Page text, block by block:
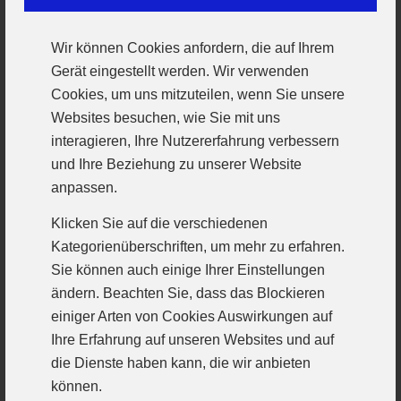
Wir können Cookies anfordern, die auf Ihrem
Gerät eingestellt werden. Wir verwenden
Cookies, um uns mitzuteilen, wenn Sie unsere
Websites besuchen, wie Sie mit uns
interagieren, Ihre Nutzererfahrung verbessern
und Ihre Beziehung zu unserer Website
anpassen.
Klicken Sie auf die verschiedenen
Kategorienüberschriften, um mehr zu erfahren.
Sie können auch einige Ihrer Einstellungen
ändern. Beachten Sie, dass das Blockieren
einiger Arten von Cookies Auswirkungen auf
Ihre Erfahrung auf unseren Websites und auf
die Dienste haben kann, die wir anbieten
können.
Am Ende sollten sie Recht behalten. Den letzten
Treffer vor dem Halbzeitpfiff der ausgezeichneten
Schiedsrichter Markus Spegele und Daniel Weineck
erzielte mit Leonhard Riedmaier ein Gastgeber, so
dass knapp mit 8:12 gewechselt wurde.
Die endgültige Entscheidung fiel ab dem 13:16. Zwar
mühten sich die Isardevils hinten wie vorn, leisteten
sich aber auch Undiszipliniertheiten und konnten
nicht verhindern, dass bis zur 43. Minute den
Weinroten ein Sechserpack gelang. Das 13:22 wirkte
uneinholbar, der Sieg schien in trockenen Tüchern
und das Spitzenspiel gegen HT gesichert. Das
merkte man dann auch. Bis zum 20:28 (54. Minute),
erneut durch Manuel Scholz, wurde der Vorsprung
verwaltet. Die Erfolgsgier der Günzburger war